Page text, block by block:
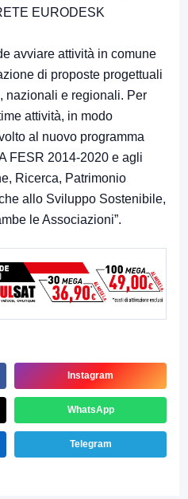
EURODESK
avviare attività in comune
di proposte progettuali
nazionali e regionali. Per
attività, in modo
al nuovo programma
FESR 2014-2020 e agli
Ricerca, Patrimonio
allo Sviluppo Sostenibile,
le Associazioni”.
Instagram
WhatsApp
Telegram